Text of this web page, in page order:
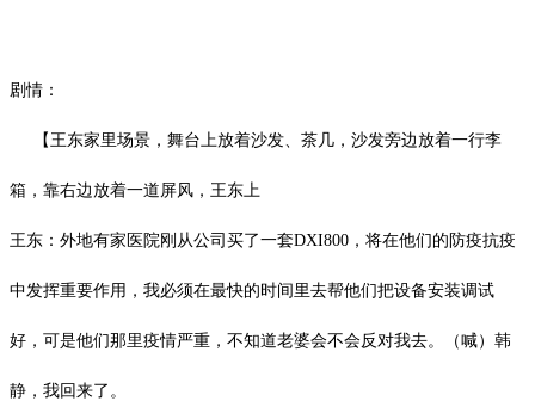
剧情：
【王东家里场景，舞台上放着沙发、茶几，沙发旁边放着一行李
箱，靠右边放着一道屏风，王东上
王东：外地有家医院刚从公司买了一套DXI800 ，将在他们的防疫抗疫
中发挥重要作用，我必须在最快的时间里去帮他们把设备安装调试
好，可是他们那里疫情严重，不知道老婆会不会反对我去。（喊）韩
静，我回来了。